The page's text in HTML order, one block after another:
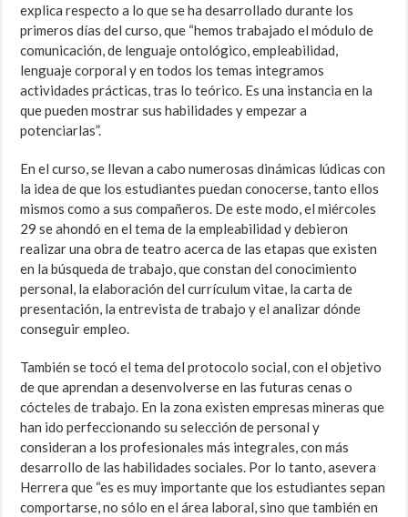
explica respecto a lo que se ha desarrollado durante los
primeros días del curso, que “hemos trabajado el módulo de
comunicación, de lenguaje ontológico, empleabilidad,
lenguaje corporal y en todos los temas integramos
actividades prácticas, tras lo teórico. Es una instancia en la
que pueden mostrar sus habilidades y empezar a
potenciarlas”.
En el curso, se llevan a cabo numerosas dinámicas lúdicas con
la idea de que los estudiantes puedan conocerse, tanto ellos
mismos como a sus compañeros. De este modo, el miércoles
29 se ahondó en el tema de la empleabilidad y debieron
realizar una obra de teatro acerca de las etapas que existen
en la búsqueda de trabajo, que constan del conocimiento
personal, la elaboración del currículum vitae, la carta de
presentación, la entrevista de trabajo y el analizar dónde
conseguir empleo.
También se tocó el tema del protocolo social, con el objetivo
de que aprendan a desenvolverse en las futuras cenas o
cócteles de trabajo. En la zona existen empresas mineras que
han ido perfeccionando su selección de personal y
consideran a los profesionales más integrales, con más
desarrollo de las habilidades sociales. Por lo tanto, asevera
Herrera que “es es muy importante que los estudiantes sepan
comportarse, no sólo en el área laboral, sino que también en